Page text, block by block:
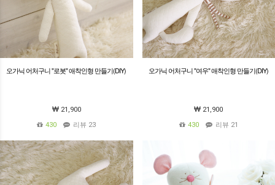
오가닉 어처구니 "로봇" 애착인형 만들기(DIY)
21,900
430
리뷰 23
오가닉 어처구니 "여우" 애착인형 만들기(DIY)
21,900
430
리뷰 21